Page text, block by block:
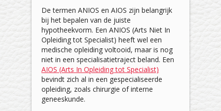
De termen ANIOS en AIOS zijn belangrijk
bij het bepalen van de juiste
hypotheekvorm. Een ANIOS (Arts Niet In
Opleiding tot Specialist) heeft wel een
medische opleiding voltooid, maar is nog
niet in een specialisatietraject beland. Een
AIOS (Arts In Opleiding tot Specialist)
bevindt zich al in een gespecialiseerde
opleiding, zoals chirurgie of interne
geneeskunde.